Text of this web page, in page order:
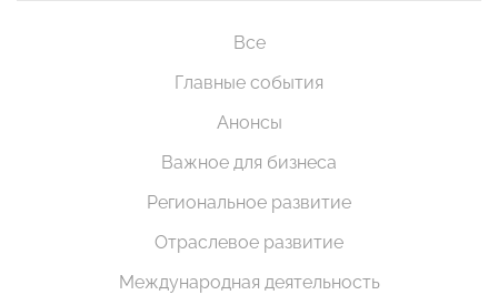
Все
Главные события
Анонсы
Важное для бизнеса
Региональное развитие
Отраслевое развитие
Международная деятельность